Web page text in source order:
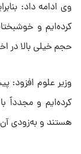
وی ادامه داد:
کرده‌ایم و
حجم خیلی بالا در
وزیر علوم افزود:
کرده‌ایم و مجدداً
هستند و به‌زودی